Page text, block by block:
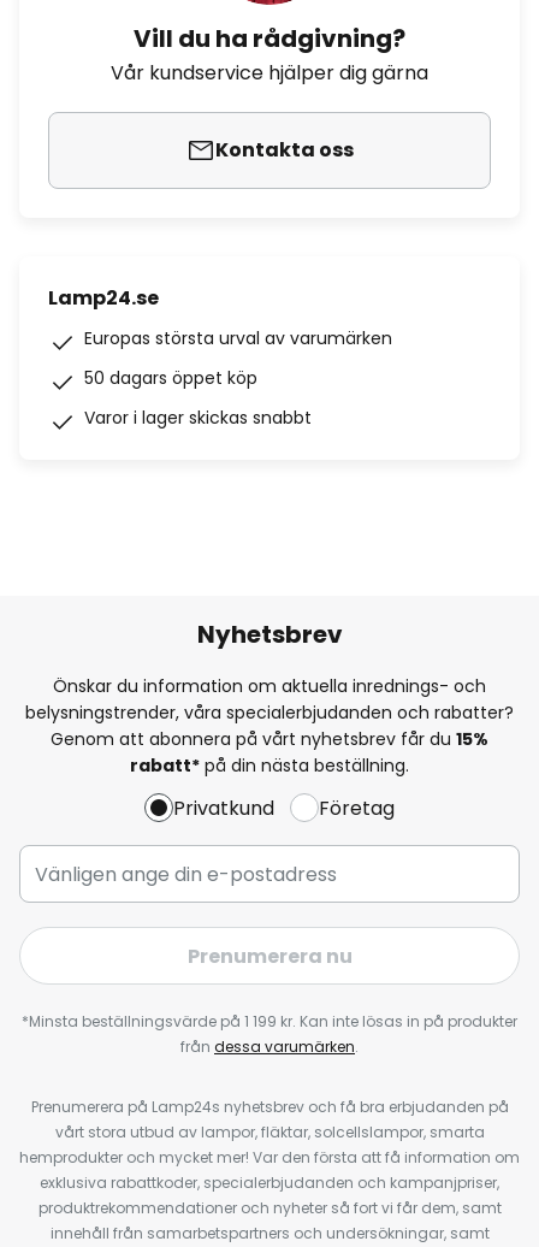
Vill du ha rådgivning?
Vår kundservice hjälper dig gärna
Kontakta oss
Lamp24.se
Europas största urval av varumärken
50 dagars öppet köp
Varor i lager skickas snabbt
Nyhetsbrev
Önskar du information om aktuella inrednings- och
belysningstrender, våra specialerbjudanden och rabatter?
Genom att abonnera på vårt nyhetsbrev får du 15%
rabatt* på din nästa beställning.
Privatkund Företag
Prenumerera nu
*Minsta beställningsvärde på 1 199 kr. Kan inte lösas in på produkter
från dessa varumärken.
Prenumerera på Lamp24s nyhetsbrev och få bra erbjudanden på
vårt stora utbud av lampor, fläktar, solcellslampor, smarta
hemprodukter och mycket mer! Var den första att få information om
exklusiva rabattkoder, specialerbjudanden och kampanjpriser,
produktrekommendationer och nyheter så fort vi får dem, samt
innehåll från samarbetspartners och undersökningar, samt